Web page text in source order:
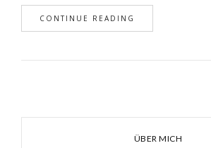
CONTINUE READING
ÜBER MICH